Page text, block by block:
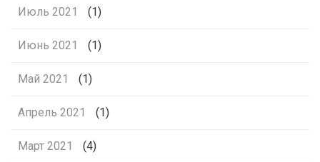
Июль 2021 (1)
Июнь 2021 (1)
Май 2021 (1)
Апрель 2021 (1)
Март 2021 (4)